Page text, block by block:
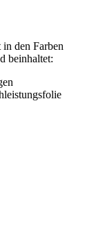
den Farben
beinhaltet: